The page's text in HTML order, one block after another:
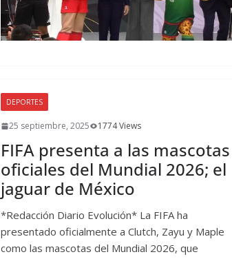
DEPORTES
25 septiembre, 2025 1774 Views
FIFA presenta a las mascotas
oficiales del Mundial 2026; el
jaguar de México
*Redacción Diario Evolución* La FIFA ha
presentado oficialmente a Clutch, Zayu y Maple
como las mascotas del Mundial 2026, que